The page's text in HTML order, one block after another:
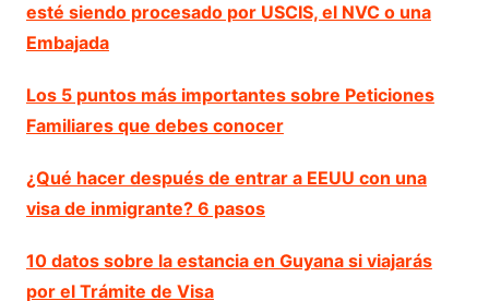
esté siendo procesado por USCIS, el NVC o una
Embajada
Los 5 puntos más importantes sobre Peticiones
Familiares que debes conocer
¿Qué hacer después de entrar a EEUU con una
visa de inmigrante? 6 pasos
10 datos sobre la estancia en Guyana si viajarás
por el Trámite de Visa